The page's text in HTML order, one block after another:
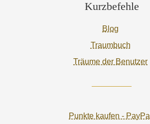
Kurzbefehle
Blog
Traumbuch
Träume der Benutzer
Punkte kaufen - PayPal